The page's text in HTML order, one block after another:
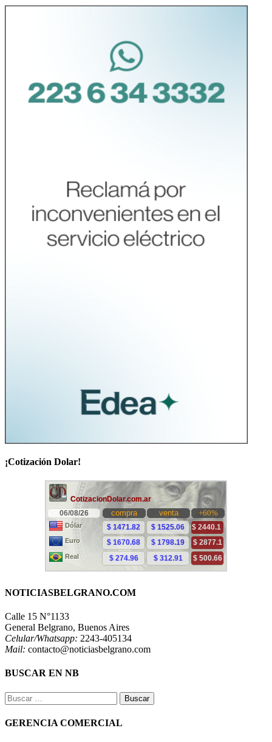
¡Cotización Dolar!
NOTICIASBELGRANO.COM
Calle 15 N°1133
General Belgrano, Buenos Aires
Celular/Whatsapp: 2243-405134
Mail: contacto@noticiasbelgrano.com
BUSCAR EN NB
Buscar:
GERENCIA COMERCIAL